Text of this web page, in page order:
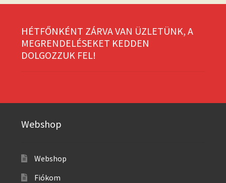
HÉTFŐNKÉNT ZÁRVA VAN ÜZLETÜNK, A
MEGRENDELÉSEKET KEDDEN
DOLGOZZUK FEL!
Webshop
Webshop
Fiókom